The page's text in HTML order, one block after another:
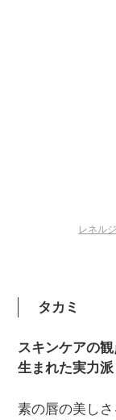
レネル
タカミ
スキンケアの観
生まれた実力
素の唇の美し